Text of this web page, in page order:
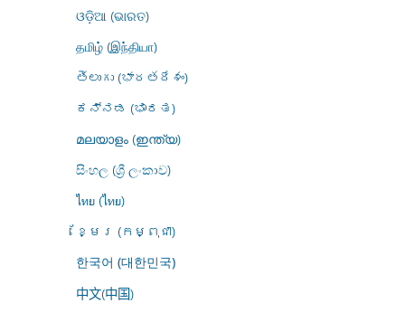
ଓଡ଼ିଆ (ଭାରତ)
தமிழ் (இந்தியா)
తెలుగు (భారతదేశం)
ಕನ್ನಡ (ಭಾರತ)
മലയാളം (ഇന്ത്യ)
සිංහල (ශ්‍රී ලංකාව)
ไทย (ไทย)
ខ្មែរ (កម្ពុជា)
한국어 (대한민국)
中文(中国)